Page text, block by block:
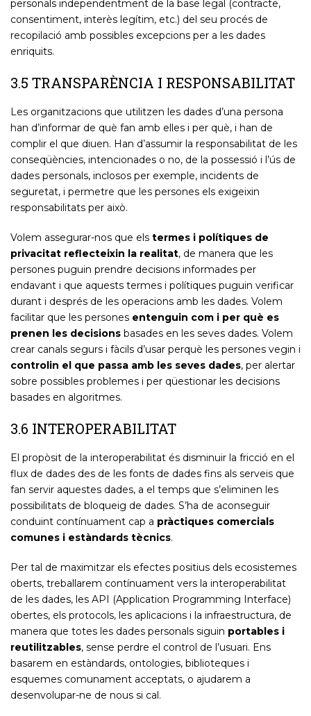
personals independentment de la base legal (contracte,
consentiment, interès legítim, etc.) del seu procés de
recopilació amb possibles excepcions per a les dades
enriquits.
3.5 TRANSPARÈNCIA I RESPONSABILITAT
Les organitzacions que utilitzen les dades d’una persona
han d’informar de què fan amb elles i per què, i han de
complir el que diuen. Han d’assumir la responsabilitat de les
conseqüències, intencionades o no, de la possessió i l’ús de
dades personals, inclosos per exemple, incidents de
seguretat, i permetre que les persones els exigeixin
responsabilitats per això.
Volem assegurar-nos que els termes i polítiques de
privacitat reflecteixin la realitat, de manera que les
persones puguin prendre decisions informades per
endavant i que aquests termes i polítiques puguin verificar
durant i després de les operacions amb les dades. Volem
facilitar que les persones entenguin com i per què es
prenen les decisions basades en les seves dades. Volem
crear canals segurs i fàcils d’usar perquè les persones vegin i
controlin el que passa amb les seves dades, per alertar
sobre possibles problemes i per qüestionar les decisions
basades en algoritmes.
3.6 INTEROPERABILITAT
El propòsit de la interoperabilitat és disminuir la fricció en el
flux de dades des de les fonts de dades fins als serveis que
fan servir aquestes dades, a el temps que s’eliminen les
possibilitats de bloqueig de dades. S’ha de aconseguir
conduint contínuament cap a pràctiques comercials
comunes i estàndards tècnics.
Per tal de maximitzar els efectes positius dels ecosistemes
oberts, treballarem contínuament vers la interoperabilitat
de les dades, les API (Application Programming Interface)
obertes, els protocols, les aplicacions i la infraestructura, de
manera que totes les dades personals siguin portables i
reutilitzables, sense perdre el control de l’usuari. Ens
basarem en estàndards, ontologies, biblioteques i
esquemes comunament acceptats, o ajudarem a
desenvolupar-ne de nous si cal.